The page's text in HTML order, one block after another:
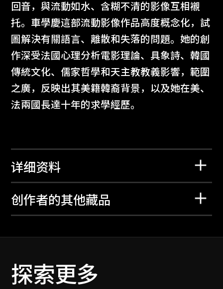
回音，與流動如水、含糊不清的影像互相襯
托。車學慶這部流動影像作品高度概念化，試
圖解決有關語言、離散和失落的問題。她的創
作深受法國心理分析電影理論、具象詩、韓國
傳統文化、儒家哲學和天主教教義影響，範圍
之廣，反映出其美籍韓裔背景，以及她在美、
法兩國長達十年的求學經歷。
详细资料
创作者的其他藏品
探索更多